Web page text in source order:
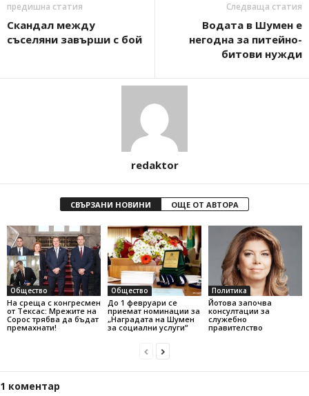
предишна статия
Скандал между
съселяни завърши с бой
Следваща статия
Водата в Шумен е
негодна за питейно-
битови нужди
redaktor
СВЪРЗАНИ НОВИНИ ОЩЕ ОТ АВТОРА
Общество
На среща с конгресмен
от Тексас: Мрежите на
Сорос трябва да бъдат
премахнати!
Общество
До 1 февруари се
приемат номинации за
„Наградата на Шумен
за социални услуги“
Политика
Йотова започва
консултации за
служебно
правителство
1 коментар